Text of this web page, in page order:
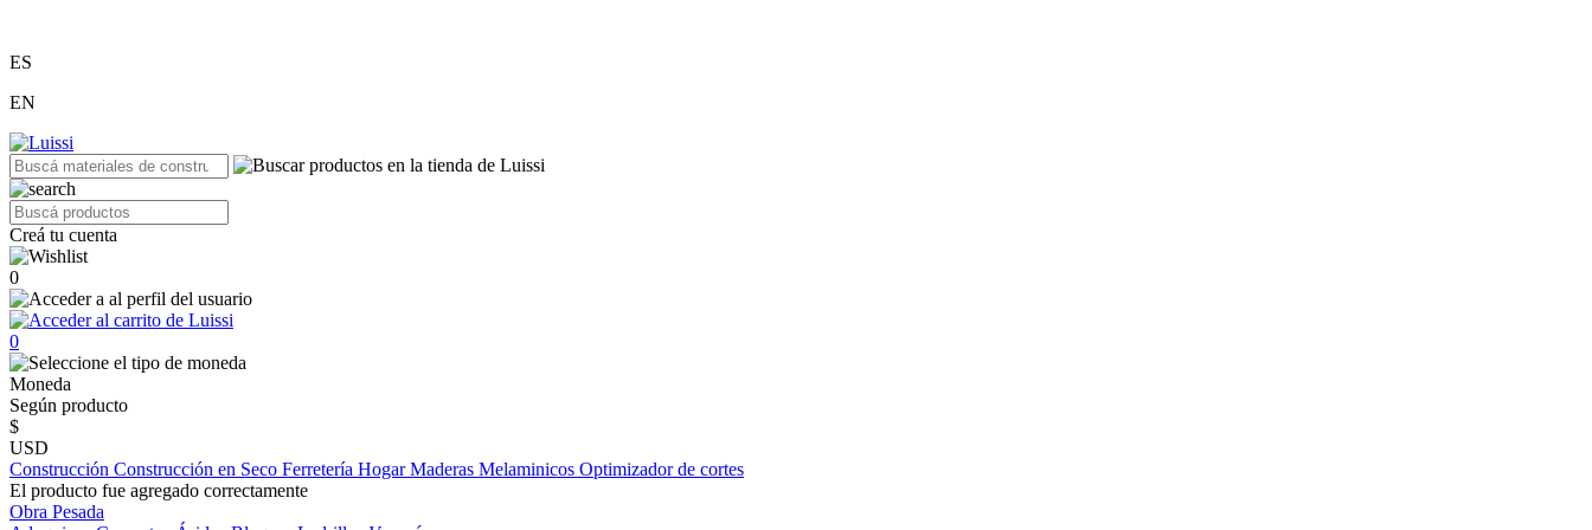
ES
EN
Creá tu cuenta
0
0
Moneda
Según producto
$
USD
Construcción Construcción en Seco Ferretería HogarMaderas Melaminicos Optimizador de cortes
El producto fue agregado correctamente
Obra Pesada